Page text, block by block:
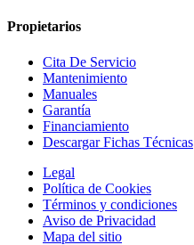
Propietarios
Cita De Servicio
Mantenimiento
Manuales
Garantía
Financiamiento
Descargar Fichas Técnicas
Legal
Política de Cookies
Términos y condiciones
Aviso de Privacidad
Mapa del sitio